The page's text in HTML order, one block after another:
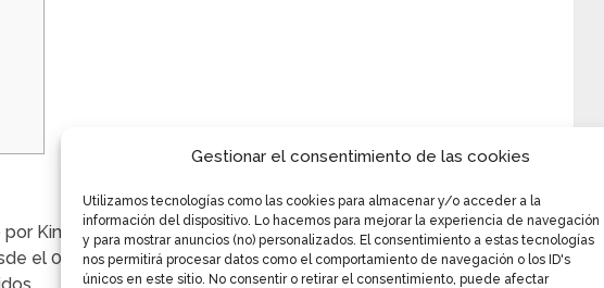
Gestionar el consentimiento de las cookies
Utilizamos tecnologías como las cookies para almacenar y/o acceder a la
información del dispositivo. Lo hacemos para mejorar la experiencia de navegación
y para mostrar anuncios (no) personalizados. El consentimiento a estas tecnologías
nos permitirá procesar datos como el comportamiento de navegación o los ID's
únicos en este sitio. No consentir o retirar el consentimiento, puede afectar
Kim Sa Ra, dirigida por Han Soo Ji, fue transmitida por la
el 01 de julio hasta el 16 de septiembre de 2018, con un